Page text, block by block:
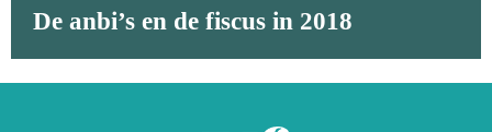
De anbi’s en de fiscus in 2018